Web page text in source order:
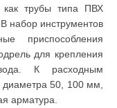
как трубы типа ПВХ
набор инструментов
приспособления
для крепления
К расходным
диаметра 50, 100 мм,
арматура.